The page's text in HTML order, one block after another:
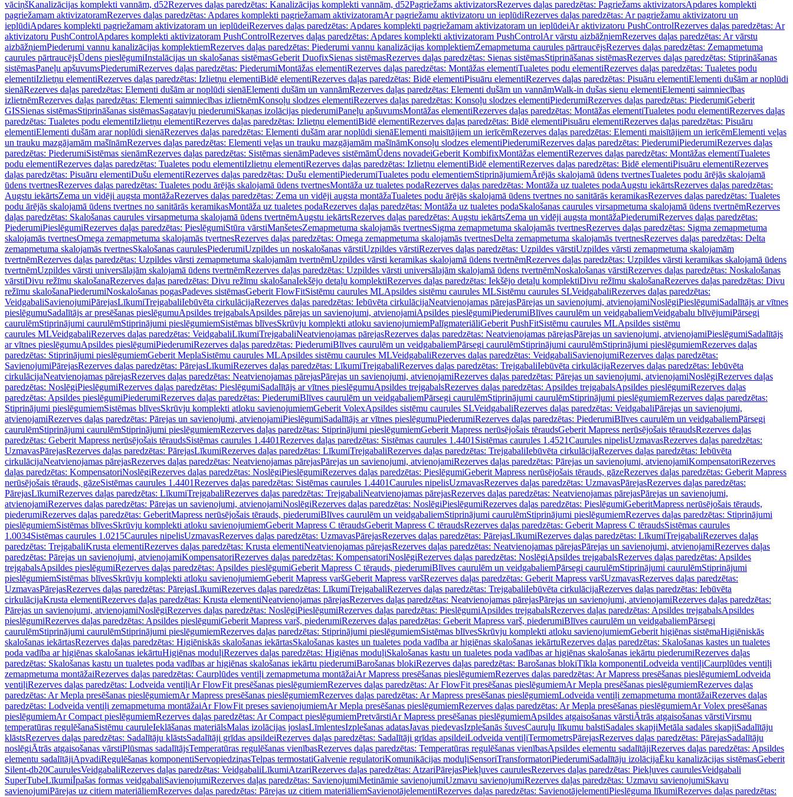
vāciņšKanalizācijas komplekti vannām, d52Rezerves daļas paredzētas: Kanalizācijas komplekti vannām, d52Pagriežams aktivizatorsRezerves daļas paredzētas: Pagriežams aktivizatorsApdares komplekti
pagriežamam aktivizatoramRezerves daļas paredzētas: Apdares komplekti pagriežamam aktivizatoramAr pagriežamu aktivizatoru un ieplūdiRezerves daļas paredzētas: Ar pagriežamu aktivizatoru un
ieplūdiApdares komplekti pagriežamam aktivizatoram un ieplūdeiRezerves daļas paredzētas: Apdares komplekti pagriežamam aktivizatoram un ieplūdeiAr aktivizatoru PushControlRezerves daļas paredzētas: Ar
aktivizatoru PushControlApdares komplekti aktivizatoram PushControlRezerves daļas paredzētas: Apdares komplekti aktivizatoram PushControlAr vārstu aizbāžņiemRezerves daļas paredzētas: Ar vārstu
aizbāžņiemPiederumi vannu kanalizācijas komplektiemRezerves daļas paredzētas: Piederumi vannu kanalizācijas komplektiemZemapmetuma caurules pārtraucējsRezerves daļas paredzētas: Zemapmetuma
caurules pārtraucējsŪdens pieslēgumiInstalācijas un skalošanas sistēmasGeberit DuofixSienas sistēmasRezerves daļas paredzētas: Sienas sistēmasStiprināšanas sistēmasRezerves daļas paredzētas: Stiprināšanas
sistēmasPaneļu apšuvumsPiederumiRezerves daļas paredzētas: PiederumiMontāžas elementiRezerves daļas paredzētas: Montāžas elementiTualetes podu elementiRezerves daļas paredzētas: Tualetes podu
elementiIzlietņu elementiRezerves daļas paredzētas: Izlietņu elementiBidē elementiRezerves daļas paredzētas: Bidē elementiPisuāru elementiRezerves daļas paredzētas: Pisuāru elementiElementi dušām ar noplūdi
sienāRezerves daļas paredzētas: Elementi dušām ar noplūdi sienāElementi dušām un vannāmRezerves daļas paredzētas: Elementi dušām un vannāmWalk-in dušas sienu elementiElementi saimniecības
izlietnēmRezerves daļas paredzētas: Elementi saimniecības izlietnēmKonsoļu slodzes elementiRezerves daļas paredzētas: Konsoļu slodzes elementiPiederumiRezerves daļas paredzētas: PiederumiGeberit
GISSienas sistēmasStiprināšanas sistēmasSagatavju piederumiSkaņas izolācijas piederumiPaneļu apšuvumsMontāžas elementiRezerves daļas paredzētas: Montāžas elementiTualetes podu elementiRezerves daļas
paredzētas: Tualetes podu elementiIzlietņu elementiRezerves daļas paredzētas: Izlietņu elementiBidē elementiRezerves daļas paredzētas: Bidē elementiPisuāru elementiRezerves daļas paredzētas: Pisuāru
elementiElementi dušām arar noplūdi sienāRezerves daļas paredzētas: Elementi dušām arar noplūdi sienāElementi maisītājiem un ierīcēmRezerves daļas paredzētas: Elementi maisītājiem un ierīcēmElementi veļas
un trauku mazgājamām mašīnāmRezerves daļas paredzētas: Elementi veļas un trauku mazgājamām mašīnāmKonsoļu slodzes elementiPiederumiRezerves daļas paredzētas: PiederumiPiederumiRezerves daļas
paredzētas: PiederumiSistēmas sienāmRezerves daļas paredzētas: Sistēmas sienāmPadeves sistēmāmŪdens novadeiGeberit KombifixMontāžas elementiRezerves daļas paredzētas: Montāžas elementiTualetes
podu elementiRezerves daļas paredzētas: Tualetes podu elementiIzlietņu elementiRezerves daļas paredzētas: Izlietņu elementiBidē elementiRezerves daļas paredzētas: Bidē elementiPisuāru elementiRezerves
daļas paredzētas: Pisuāru elementiDušu elementiRezerves daļas paredzētas: Dušu elementiPiederumiTualetes podu elementiemStiprinājumiemĀrējās skalojamā ūdens tvertnesTualetes podu ārējās skalojamā
ūdens tvertnesRezerves daļas paredzētas: Tualetes podu ārējās skalojamā ūdens tvertnesMontāža uz tualetes podaRezerves daļas paredzētas: Montāža uz tualetes podaAugstu iekārtsRezerves daļas paredzētas:
Augstu iekārtsZema un vidēji augsta montāžaRezerves daļas paredzētas: Zema un vidēji augsta montāžaTualetes podu ārējās skalojamā ūdens tvertnes no sanitārās keramikasRezerves daļas paredzētas: Tualetes
podu ārējās skalojamā ūdens tvertnes no sanitārās keramikasMontāža uz tualetes podaRezerves daļas paredzētas: Montāža uz tualetes podaSkalošanas caurules virsapmetuma skalojamā ūdens tvertnēmRezerves
daļas paredzētas: Skalošanas caurules virsapmetuma skalojamā ūdens tvertnēmAugstu iekārtsRezerves daļas paredzētas: Augstu iekārtsZema un vidēji augsta montāžaPiederumiRezerves daļas paredzētas:
PiederumiPieslēgumiRezerves daļas paredzētas: PieslēgumiStūra vārstiManšetesZemapmetuma skalojamās tvertnesSigma zemapmetuma skalojamās tvertnesRezerves daļas paredzētas: Sigma zemapmetuma
skalojamās tvertnesOmega zemapmetuma skalojamās tvertnesRezerves daļas paredzētas: Omega zemapmetuma skalojamās tvertnesDelta zemapmetuma skalojamās tvertnesRezerves daļas paredzētas: Delta
zemapmetuma skalojamās tvertnesSkalošanas caurulesPiederumiUzpildes un noskalošanas vārstiUzpildes vārstiRezerves daļas paredzētas: Uzpildes vārstiUzpildes vārsti zemapmetuma skalojamām
tvertnēmRezerves daļas paredzētas: Uzpildes vārsti zemapmetuma skalojamām tvertnēmUzpildes vārsti keramikas skalojamā ūdens tvertnēmRezerves daļas paredzētas: Uzpildes vārsti keramikas skalojamā ūdens
tvertnēmUzpildes vārsti universālajām skalojamā ūdens tvertnēmRezerves daļas paredzētas: Uzpildes vārsti universālajām skalojamā ūdens tvertnēmNoskalošanas vārstiRezerves daļas paredzētas: Noskalošanas
vārstiDivu režīmu skalošanaRezerves daļas paredzētas: Divu režīmu skalošanaIekšējo detaļu komplektiRezerves daļas paredzētas: Iekšējo detaļu komplektiDivu režīmu skalošanaRezerves daļas paredzētas: Divu
režīmu skalošanaPiederumiNoskalošanas pogasPadeves sistēmasGeberit FlowFitSistēmu caurules MLApsildes sistēmu caurules MLSistēmu caurules SLVeidgabaliRezerves daļas paredzētas:
VeidgabaliSavienojumiPārejasLīkumiTrejgabaliIebūvēta cirkulācijaRezerves daļas paredzētas: Iebūvēta cirkulācijaNeatvienojamas pārejasPārejas un savienojumi, atvienojamiNoslēgiPieslēgumiSadalītājs ar vītnes
pieslēgumuSadalītājs ar presēšanas pieslēgumuApsildes trejgabalsApsildes pārejas un savienojumi, atvienojamiApsildes pieslēgumiPiederumiBlīves caurulēm un veidgabaliemVeidgabalu blīvējumiPārsegi
caurulēmStiprinājumi caurulēmStiprinājumi pieslēgumiemSistēmas blīvesSkrūvju komplekti atloku savienojumiemPalīgmateriāliGeberit PushFitSistēmu caurules MLApsildes sistēmu
caurules MLVeidgabaliRezerves daļas paredzētas: VeidgabaliLīkumiTrejgabaliNeatvienojamas pārejasRezerves daļas paredzētas: Neatvienojamas pārejasPārejas un savienojumi, atvienojamiPieslēgumiSadalītājs
ar vītnes pieslēgumuApsildes pieslēgumiPiederumiRezerves daļas paredzētas: PiederumiBlīves caurulēm un veidgabaliemPārsegi caurulēmStiprinājumi caurulēmStiprinājumi pieslēgumiemRezerves daļas
paredzētas: Stiprinājumi pieslēgumiemGeberit MeplaSistēmu caurules MLApsildes sistēmu caurules MLVeidgabaliRezerves daļas paredzētas: VeidgabaliSavienojumiRezerves daļas paredzētas:
SavienojumiPārejasRezerves daļas paredzētas: PārejasLīkumiRezerves daļas paredzētas: LīkumiTrejgabaliRezerves daļas paredzētas: TrejgabaliIebūvēta cirkulācijaRezerves daļas paredzētas: Iebūvēta
cirkulācijaNeatvienojamas pārejasRezerves daļas paredzētas: Neatvienojamas pārejasPārejas un savienojumi, atvienojamiRezerves daļas paredzētas: Pārejas un savienojumi, atvienojamiNoslēgiRezerves daļas
paredzētas: NoslēgiPieslēgumiRezerves daļas paredzētas: PieslēgumiSadalītājs ar vītnes pieslēgumuApsildes trejgabalsRezerves daļas paredzētas: Apsildes trejgabalsApsildes pieslēgumiRezerves daļas
paredzētas: Apsildes pieslēgumiPiederumiRezerves daļas paredzētas: PiederumiBlīves caurulēm un veidgabaliemPārsegi caurulēmStiprinājumi caurulēmStiprinājumi pieslēgumiemRezerves daļas paredzētas:
Stiprinājumi pieslēgumiemSistēmas blīvesSkrūvju komplekti atloku savienojumiemGeberit VolexApsildes sistēmu caurules SLVeidgabaliRezerves daļas paredzētas: VeidgabaliPārejas un savienojumi,
atvienojamiRezerves daļas paredzētas: Pārejas un savienojumi, atvienojamiPieslēgumiSadalītājs ar vītnes pieslēgumuPiederumiRezerves daļas paredzētas: PiederumiBlīves caurulēm un veidgabaliemPārsegi
caurulēmStiprinājumi caurulēmStiprinājumi pieslēgumiemRezerves daļas paredzētas: Stiprinājumi pieslēgumiemGeberit Mapress nerūsējošais tēraudsGeberit Mapress nerūsējošais tēraudsRezerves daļas
paredzētas: Geberit Mapress nerūsējošais tēraudsSistēmas caurules 1.4401Rezerves daļas paredzētas: Sistēmas caurules 1.4401 Sistēmas caurules 1.4521Caurules nipelisUzmavasRezerves daļas paredzētas:
UzmavasPārejasRezerves daļas paredzētas: PārejasLīkumiRezerves daļas paredzētas: LīkumiTrejgabaliRezerves daļas paredzētas: TrejgabaliIebūvēta cirkulācijaRezerves daļas paredzētas: Iebūvēta
cirkulācijaNeatvienojamas pārejasRezerves daļas paredzētas: Neatvienojamas pārejasPārejas un savienojumi, atvienojamiRezerves daļas paredzētas: Pārejas un savienojumi, atvienojamiKompensatoriRezerves
daļas paredzētas: KompensatoriNoslēgiRezerves daļas paredzētas: NoslēgiPieslēgumiRezerves daļas paredzētas: PieslēgumiGeberit Mapress nerūsējošais tērauds, gāzeRezerves daļas paredzētas: Geberit Mapress
nerūsējošais tērauds, gāzeSistēmas caurules 1.4401Rezerves daļas paredzētas: Sistēmas caurules 1.4401Caurules nipelisUzmavasRezerves daļas paredzētas: UzmavasPārejasRezerves daļas paredzētas:
PārejasLīkumiRezerves daļas paredzētas: LīkumiTrejgabaliRezerves daļas paredzētas: TrejgabaliNeatvienojamas pārejasRezerves daļas paredzētas: Neatvienojamas pārejasPārejas un savienojumi,
atvienojamiRezerves daļas paredzētas: Pārejas un savienojumi, atvienojamiNoslēgiRezerves daļas paredzētas: NoslēgiPieslēgumiRezerves daļas paredzētas: PieslēgumiGeberitMapress nerūsējošais tērauds,
piederumiRezerves daļas paredzētas: GeberitMapress nerūsējošais tērauds, piederumiBlīves caurulēm un veidgabaliemStiprinājumi caurulēmStiprinājumi pieslēgumiemRezerves daļas paredzētas: Stiprinājumi
pieslēgumiemSistēmas blīvesSkrūvju komplekti atloku savienojumiemGeberit Mapress C tēraudsGeberit Mapress C tēraudsRezerves daļas paredzētas: Geberit Mapress C tēraudsSistēmas caurules
1.0034Sistēmas caurules 1.0215Caurules nipelisUzmavasRezerves daļas paredzētas: UzmavasPārejasRezerves daļas paredzētas: PārejasLīkumiRezerves daļas paredzētas: LīkumiTrejgabaliRezerves daļas
paredzētas: TrejgabaliKrusta elementiRezerves daļas paredzētas: Krusta elementiNeatvienojamas pārejasRezerves daļas paredzētas: Neatvienojamas pārejasPārejas un savienojumi, atvienojamiRezerves daļas
paredzētas: Pārejas un savienojumi, atvienojamiKompensatoriRezerves daļas paredzētas: KompensatoriNoslēgiRezerves daļas paredzētas: NoslēgiApsildes trejgabalsRezerves daļas paredzētas: Apsildes
trejgabalsApsildes pieslēgumiRezerves daļas paredzētas: Apsildes pieslēgumiGeberit Mapress C tērauds, piederumiBlīves caurulēm un veidgabaliemPārsegi caurulēmStiprinājumi caurulēmStiprinājumi
pieslēgumiemSistēmas blīvesSkrūvju komplekti atloku savienojumiemGeberit Mapress varšGeberit Mapress varšRezerves daļas paredzētas: Geberit Mapress varšUzmavasRezerves daļas paredzētas:
UzmavasPārejasRezerves daļas paredzētas: PārejasLīkumiRezerves daļas paredzētas: LīkumiTrejgabaliRezerves daļas paredzētas: TrejgabaliIebūvēta cirkulācijaRezerves daļas paredzētas: Iebūvēta
cirkulācijaKrusta elementiRezerves daļas paredzētas: Krusta elementiNeatvienojamas pārejasRezerves daļas paredzētas: Neatvienojamas pārejasPārejas un savienojumi, atvienojamiRezerves daļas paredzētas:
Pārejas un savienojumi, atvienojamiNoslēgiRezerves daļas paredzētas: NoslēgiPieslēgumiRezerves daļas paredzētas: PieslēgumiApsildes trejgabalsRezerves daļas paredzētas: Apsildes trejgabalsApsildes
pieslēgumiRezerves daļas paredzētas: Apsildes pieslēgumiGeberit Mapress varš, piederumiRezerves daļas paredzētas: Geberit Mapress varš, piederumiBlīves caurulēm un veidgabaliemPārsegi
caurulēmStiprinājumi caurulēmStiprinājumi pieslēgumiemRezerves daļas paredzētas: Stiprinājumi pieslēgumiemSistēmas blīvesSkrūvju komplekti atloku savienojumiemGeberit higiēnas sistēmaHigiēniskās
skalošanas iekārtasRezerves daļas paredzētas: Higiēniskās skalošanas iekārtasSkalošanas kastes un tualetes poda vadība ar higiēnas skalošanas iekārtuRezerves daļas paredzētas: Skalošanas kastes un tualetes
poda vadība ar higiēnas skalošanas iekārtuHigiēnas moduļiRezerves daļas paredzētas: Higiēnas moduļiSkalošanas kastu un tualetes poda vadības ar higiēnas skalošanas iekārtu piederumiRezerves daļas
paredzētas: Skalošanas kastu un tualetes poda vadības ar higiēnas skalošanas iekārtu piederumiBarošanas blokiRezerves daļas paredzētas: Barošanas blokiTīkla komponentiLodveida ventiļiCaurplūdes ventiļi
zemapmetuma montāžaiRezerves daļas paredzētas: Caurplūdes ventiļi zemapmetuma montāžaiAr Mapress presēšanas pieslēgumiemRezerves daļas paredzētas: Ar Mapress presēšanas pieslēgumiemLodveida
ventiļiRezerves daļas paredzētas: Lodveida ventiļiAr FlowFit presēšanas pieslēgumiemRezerves daļas paredzētas: Ar FlowFit presēšanas pieslēgumiemAr Mepla presēšanas pieslēgumiemRezerves daļas
paredzētas: Ar Mepla presēšanas pieslēgumiemAr Mapress presēšanas pieslēgumiemRezerves daļas paredzētas: Ar Mapress presēšanas pieslēgumiemLodveida ventiļi zemapmetuma montāžaiRezerves daļas
paredzētas: Lodveida ventiļi zemapmetuma montāžaiAr FlowFit preses savienojumiemAr Mepla presēšanas pieslēgumiemRezerves daļas paredzētas: Ar Mepla presēšanas pieslēgumiemAr Volex presēšanas
pieslēgumiemAr Compact pieslēgumiemRezerves daļas paredzētas: Ar Compact pieslēgumiemPretvārstiAr Mapress presēšanas pieslēgumiemApsildes atgaisošanas vārstiĀtrās atgaisošanas vārstiVirsmu
temperatūras regulēšanaSistēmu cauruleIeklāšanas materiālsMalas izolācijas joslasLīmlentesIzplešanas adatasJavas piedevasIzplešanās šuvesCauruļu līkumu balstiSadales skapjiMetāla sadales skapjiSadalītāju
klāstsRezerves daļas paredzētas: Sadalītāju klāstsSadalītāji grīdas apsildeiRezerves daļas paredzētas: Sadalītāji grīdas apsildeiLodveida ventiļiTermometrsPārejasRezerves daļas paredzētas: PārejasSadalītāju
noslēgiĀtrās atgaisošanas vārstiPlūsmas sadalītājsTemperatūras regulēšanas vienībasRezerves daļas paredzētas: Temperatūras regulēšanas vienībasApsildes elementu sadalītājiRezerves daļas paredzētas: Apsildes
elementu sadalītājiApvadiRegulēšanas komponentiServopiedziņasTelpas termostatiGalvenie regulatoriKomunikācijas moduļiSensoriTransformatoriPiederumiSadalītāju izolācijaĒku kanalizācijas sistēmasGeberit
Silent-db20CaurulesVeidgabaliRezerves daļas paredzētas: VeidgabaliLīkumiAtzariRezerves daļas paredzētas: AtzariPārejasPiekļuves caurulesRezerves daļas paredzētas: Piekļuves caurulesVeidgabali
SuperTubeLīkumiĪpašas formas veidgabaliSavienojumiRezerves daļas paredzētas: SavienojumiMetināmie savienojumiUzmavu savienojumiRezerves daļas paredzētas: Uzmavu savienojumiSkavu
savienojumiPārejas uz citiem materiāliemRezerves daļas paredzētas: Pārejas uz citiem materiāliemSavienotājelementiRezerves daļas paredzētas: SavienotājelementiPieslēguma līkumiRezerves daļas paredzētas: